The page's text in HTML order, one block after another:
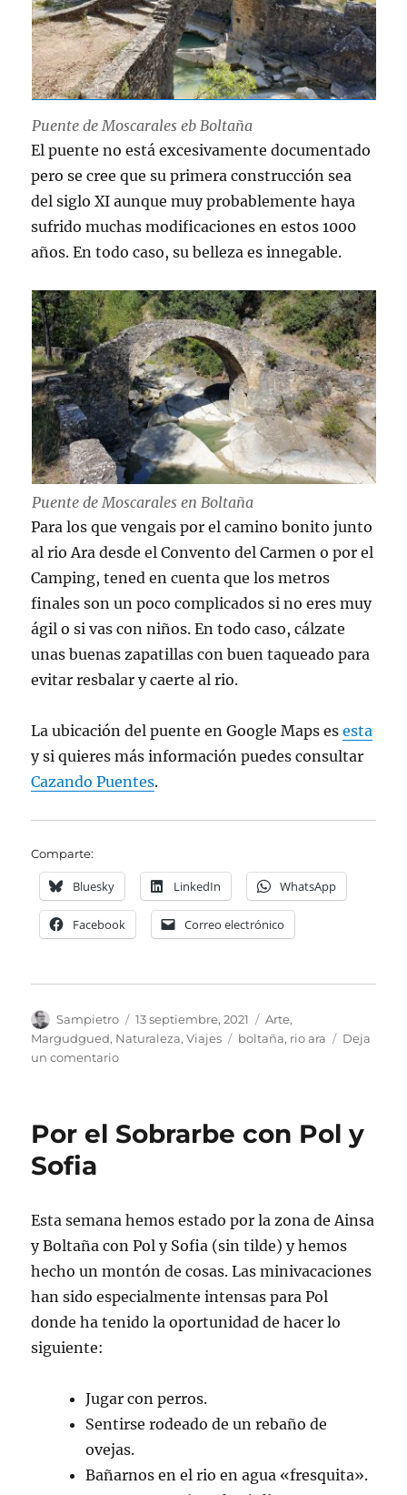
Puente de Moscarales eb Boltaña
El puente no está excesivamente documentado
pero se cree que su primera construcción sea
del siglo XI aunque muy probablemente haya
sufrido muchas modificaciones en estos 1000
años. En todo caso, su belleza es innegable.
Puente de Moscarales en Boltaña
Para los que vengais por el camino bonito junto
al rio Ara desde el Convento del Carmen o por el
Camping, tened en cuenta que los metros
finales son un poco complicados si no eres muy
ágil o si vas con niños. En todo caso, cálzate
unas buenas zapatillas con buen taqueado para
evitar resbalar y caerte al rio.
La ubicación del puente en Google Maps esesta
y si quieres más información puedes consultar
Cazando Puentes.
Comparte:
Bluesky LinkedIn WhatsApp
Facebook Correo electrónico
Autor
Sampietro
Publicado
el
13 septiembre, 2021 Categorías
Arte,
Margudgued, Naturaleza,Viajes Etiquetas
boltaña, rio ara
Deja
un comentarioen
Moscarales
Por el Sobrarbe con Pol y
Sofia
Esta semana hemos estado por la zona de Ainsa
y Boltaña con Pol y Sofia (sin tilde) y hemos
hecho un montón de cosas. Las minivacaciones
han sido especialmente intensas para Pol
donde ha tenido la oportunidad de hacer lo
siguiente:
Jugar con perros.
Sentirse rodeado de un rebaño de
ovejas.
Bañarnos en el rio en agua «fresquita».